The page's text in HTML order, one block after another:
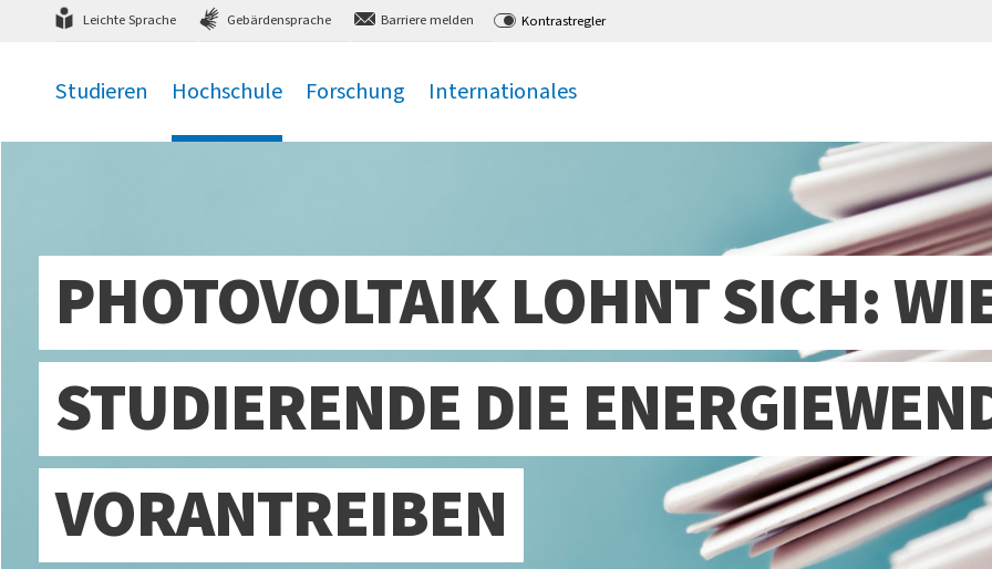
zum Hauptmenü zum Inhalt,
Leichte Sprache Gebärdensprache Barriere melden Kontrastregler
Studieren Hochschule Forschung Internationales
PHOTOVOLTAIK LOHNT SICH:
STUDIERENDE DIE
VORANTREIBEN